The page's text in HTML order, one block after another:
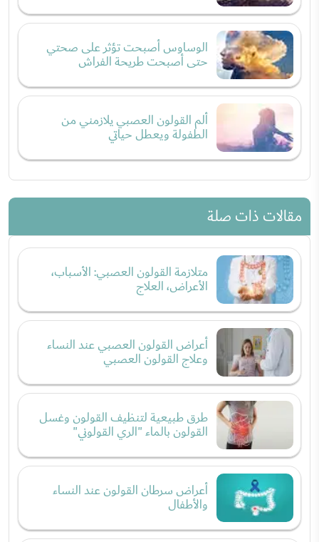
الوساوس أصبحت تؤثر على صحتي
حتى أصبحت طريحة الفراش
ألم القولون العصبي يلازمني من
الطفولة ويعطل حياتي
مقالات ذات صلة
متلازمة القولون العصبي: الأسباب،
الأعراض، العلاج
أعراض القولون العصبي عند النساء
وعلاج القولون العصبي
طرق طبيعية لتنظيف القولون وغسل
القولون بالماء "الري القولوني"
أعراض سرطان القولون عند النساء
والأطفال